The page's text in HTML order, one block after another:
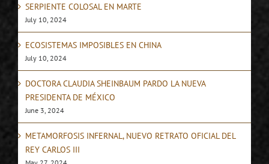
SERPIENTE COLOSAL EN MARTE
July 10, 2024
ECOSISTEMAS IMPOSIBLES EN CHINA
July 10, 2024
DOCTORA CLAUDIA SHEINBAUM PARDO LA NUEVA
PRESIDENTA DE MÉXICO
June 3, 2024
METAMORFOSIS INFERNAL, NUEVO RETRATO OFICIAL DEL
REY CARLOS III